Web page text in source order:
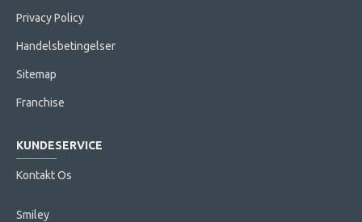
Privacy Policy
Handelsbetingelser
Sitemap
Franchise
KUNDESERVICE
Kontakt Os
Smiley